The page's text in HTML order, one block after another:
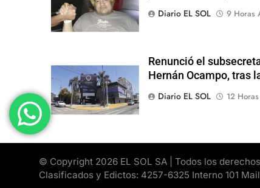
Diario EL SOL
9 Horas
Renunció el
Hernán Ocampo, tras
Diario EL SOL
12
© Copyright 2026 EL SOL SA | Todos los
Clasificados y Edictos: 4257-6325 Interno 101